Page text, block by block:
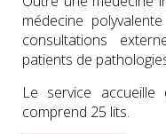
médecine
consultations
patients de
Le service
comprend 25 lits.